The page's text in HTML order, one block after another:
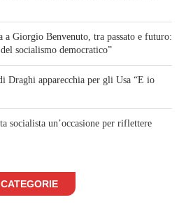
a Giorgio Benvenuto, tra passato e futuro:
socialismo democratico”
Draghi apparecchia per gli Usa “E io
socialista un’occasione per riflettere
CATEGORIE